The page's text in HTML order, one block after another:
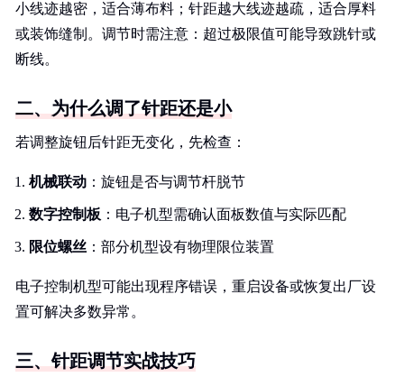
小线迹越密，适合薄布料；针距越大线迹越疏，适合厚料
或装饰缝制。调节时需注意：超过极限值可能导致跳针或
断线。
二、为什么调了针距还是小
若调整旋钮后针距无变化，先检查：
机械联动 ：旋钮是否与调节杆脱节
数字控制板 ：电子机型需确认面板数值与实际匹配
限位螺丝 ：部分机型设有物理限位装置
电子控制机型可能出现程序错误，重启设备或恢复出厂设
置可解决多数异常。
三、针距调节实战技巧